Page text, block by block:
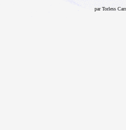
par Torless